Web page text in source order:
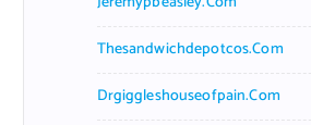
Thesandwichdepotcos.com
Drgiggleshouseofpain.com